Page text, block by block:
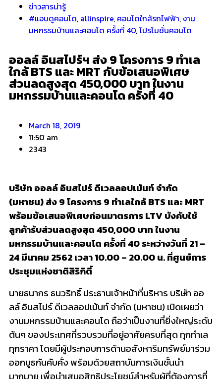
ข่าวสารน่ารู้
#แอบดูคอนโด, allinspire, คอนโดใกล้รถไฟฟ้า,งาน
มหกรรมบ้านและคอนโด ครั้งที่ 40,โปรโมชั่นคอนโด
ออลล์ อินสไปร์ฯ ส่ง 9 โครงการ 9 ทำเล
ใกล้ BTS และ MRT กับข้อเสนอพิเศษ
ส่วนลดสูงสุด 450,000 บาท ในงาน
มหกรรมบ้านและคอนโด ครั้งที่ 40
March 18, 2019
11:50 am
2343
บริษัท ออลล์ อินสไปร์ ดีเวลลอปเม้นท์ จำกัด
(มหาชน) ส่ง 9 โครงการ 9 ทำเลใกล้ BTS และ MRT
พร้อมข้อเสนอพิเศษก่อนมาตรการ LTV บังคับใช้
ลูกค้ารับส่วนลดสูงสุด 450,000 บาท ในงาน
มหกรรมบ้านและคอนโด ครั้งที่ 40 ระหว่างวันที่ 21 –
24 มีนาคม 2562 เวลา 10.00 – 20.00 น. ที่ศูนย์การ
ประชุมแห่งชาติสิริกิติ์
นายธนากร ธนวริทธิ์ ประธานเจ้าหน้าที่บริหาร บริษัท ออ
ลล์ อินสไปร์ ดีเวลลอปเม้นท์ จำกัด (มหาชน) เปิดเผยว่า
งานมหกรรมบ้านและคอนโด ถือว่าเป็นงานที่ยิ่งใหญ่ระดับ
ต้นๆ ของประเทศที่รวบรวมที่อยู่อาศัยครบที่สุด ทุกทำเล
ทุกราคา โดยมีผู้ประกอบการด้านอสังหาริมทรัพย์มาร่วม
ออกบูธกันคับคั่ง พร้อมด้วยสถาบันการเงินชั้นนำ
มากมาย เพื่อนำเสนอสิทธิประโยชน์สำหรับผู้ที่ต้องการที่